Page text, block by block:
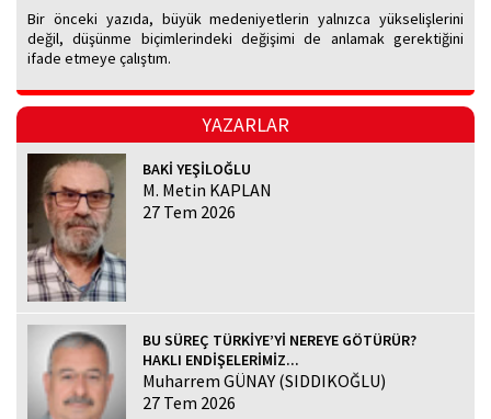
Bir önceki yazıda, büyük medeniyetlerin yalnızca yükselişlerini
değil, düşünme biçimlerindeki değişimi de anlamak gerektiğini
ifade etmeye çalıştım.
YAZARLAR
BAKİ YEŞİLOĞLU
M. Metin KAPLAN
27 Tem 2026
BU SÜREÇ TÜRKİYE’Yİ NEREYE GÖTÜRÜR?
HAKLI ENDİŞELERİMİZ...
Muharrem GÜNAY (SIDDIKOĞLU)
27 Tem 2026